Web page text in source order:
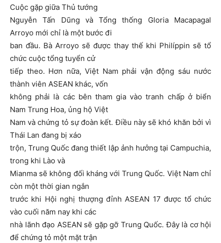
Cuộc gặp giữa Thủ tướng
Nguyễn Tấn Dũng và Tổng thống Gloria Macapagal
Arroyo mới chỉ là một bước đi
ban đầu. Bà Arroyo sẽ được thay thế khi Philíppin sẽ tổ
chức cuộc tổng tuyển cử
tiếp theo. Hơn nữa, Việt Nam phải vận động sáu nước
thành viên ASEAN khác, vốn
không phải là các bên tham gia vào tranh chấp ở biển
Nam Trung Hoa, ủng hộ Việt
Nam và chứng tỏ sự đoàn kết. Điều này sẽ khó khăn bởi vì
Thái Lan đang bị xáo
trộn, Trung Quốc đang thiết lập ảnh hưởng tại Campuchia,
trong khi Lào và
Mianma sẽ không đối kháng với Trung Quốc. Việt Nam chỉ
còn một thời gian ngắn
trước khi Hội nghị thượng đỉnh ASEAN 17 được tổ chức
vào cuối năm nay khi các
nhà lãnh đạo ASEAN sẽ gặp gỡ Trung Quốc. Đây là cơ hội
để chứng tỏ một mặt trận